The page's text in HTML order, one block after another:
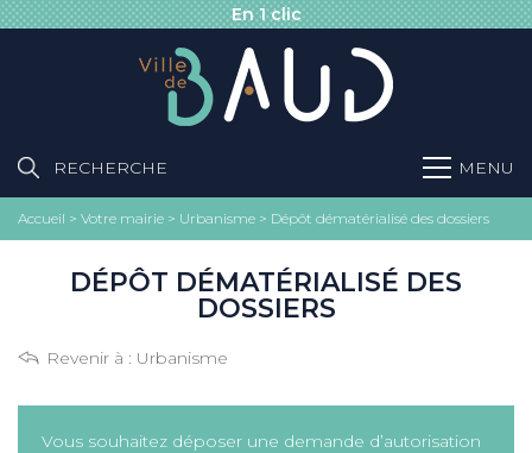
En 1 clic
RECHERCHE MENU
Accueil > Votre mairie > Urbanisme > Dépôt dématérialisé des dossiers
DÉPÔT DÉMATÉRIALISÉ DES
DOSSIERS
Revenir à : Urbanisme
Vous souhaitez déposer une demande d’autorisation